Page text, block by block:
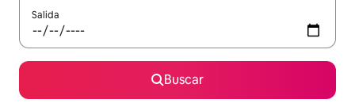
Salida
Buscar